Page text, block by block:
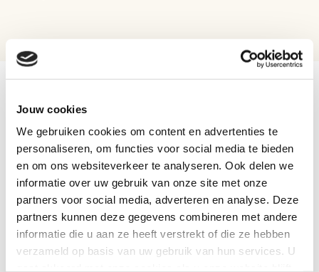
Jouw cookies
We gebruiken cookies om content en advertenties te
personaliseren, om functies voor social media te bieden
en om ons websiteverkeer te analyseren. Ook delen we
informatie over uw gebruik van onze site met onze
partners voor social media, adverteren en analyse. Deze
partners kunnen deze gegevens combineren met andere
informatie die u aan ze heeft verstrekt of die ze hebben
verzameld op basis van uw gebruik van hun services. U
Neem contact op met Roxana via
r.deraad@mvonederland.nl.